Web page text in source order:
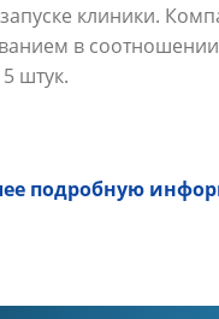
клиники.
в
штук.
подробную